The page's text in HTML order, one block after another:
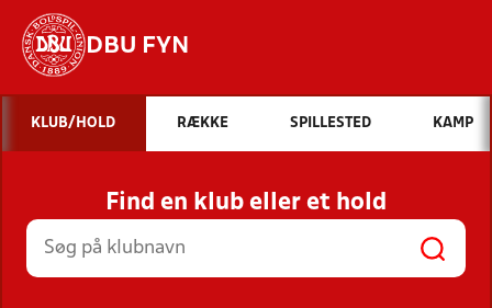
DBU FYN
Hvad vil du søge efter?
INDHOLD OG NYHEDER
STILLINGER, RESULTATER, KLUBBER OG
HOLD
KLUB/HOLD RÆKKE SPILLESTED KAMP
Find en klub eller et hold